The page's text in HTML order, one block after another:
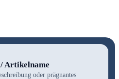
Artikelname
oder prägnantes